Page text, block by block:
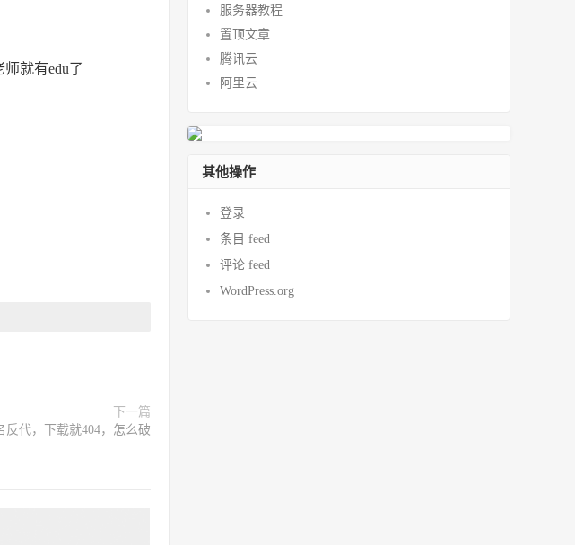
就有edu了
下一篇
反代，下载就404，怎么破
服务器教程
置顶文章
腾讯云
阿里云
其他操作
登录
条目 feed
评论 feed
WordPress.org